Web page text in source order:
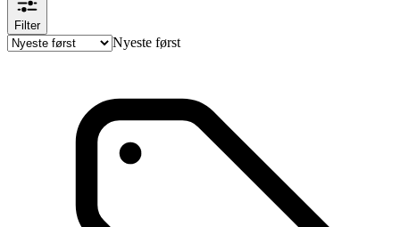
Filter
Nyeste først